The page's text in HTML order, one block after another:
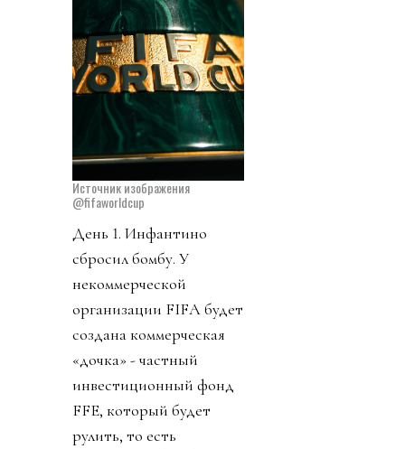
Источник изображения
@fifaworldcup
День 1. Инфантино
сбросил бомбу. У
некоммерческой
организации FIFA будет
создана коммерческая
«дочка» - частный
инвестиционный фонд
FFE, который будет
рулить, то есть